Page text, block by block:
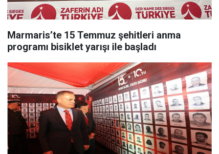
Marmaris’te 15 Temmuz şehitleri anma
programı bisiklet yarışı ile başladı